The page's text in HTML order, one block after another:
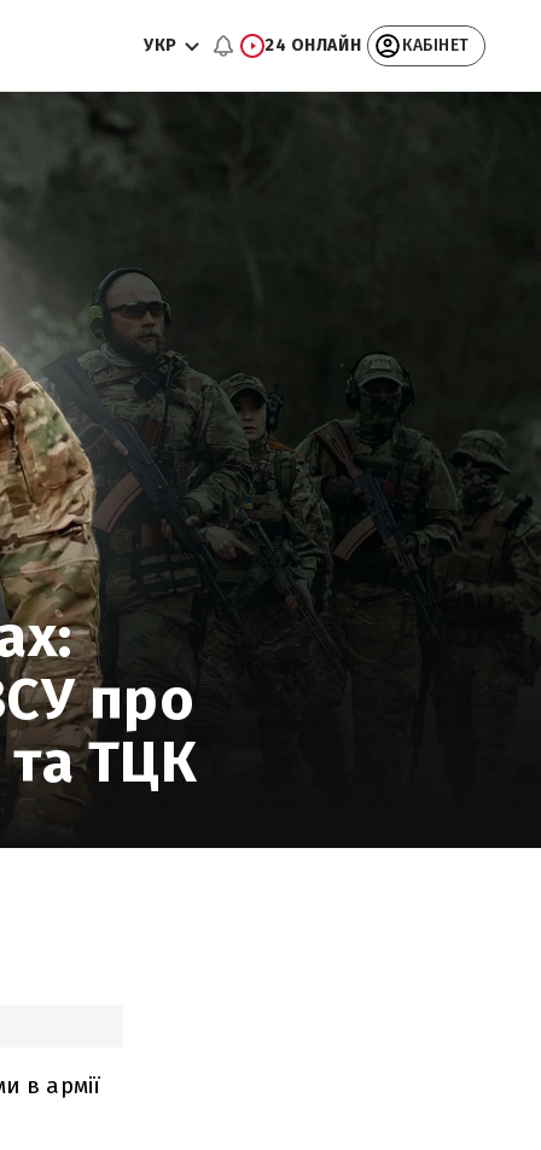
УКР 24 ОНЛАЙН КАБІНЕТ
про
та ТЦК
в армії